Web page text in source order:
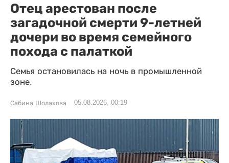
Отец арестован после
загадочной смерти 9-летней
дочери во время семейного
похода с палаткой
Семья остановилась на ночь в промышленной
зоне.
Сабина Шолахова 05.08.2026, 00:19